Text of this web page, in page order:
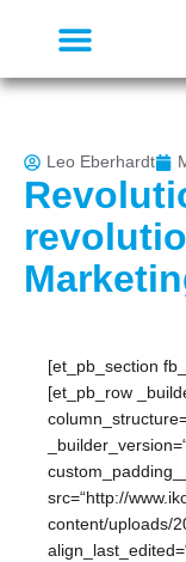
Leo Eberhardt
[et_pb_section
[et_pb_row
src=“http://
content/uploads/